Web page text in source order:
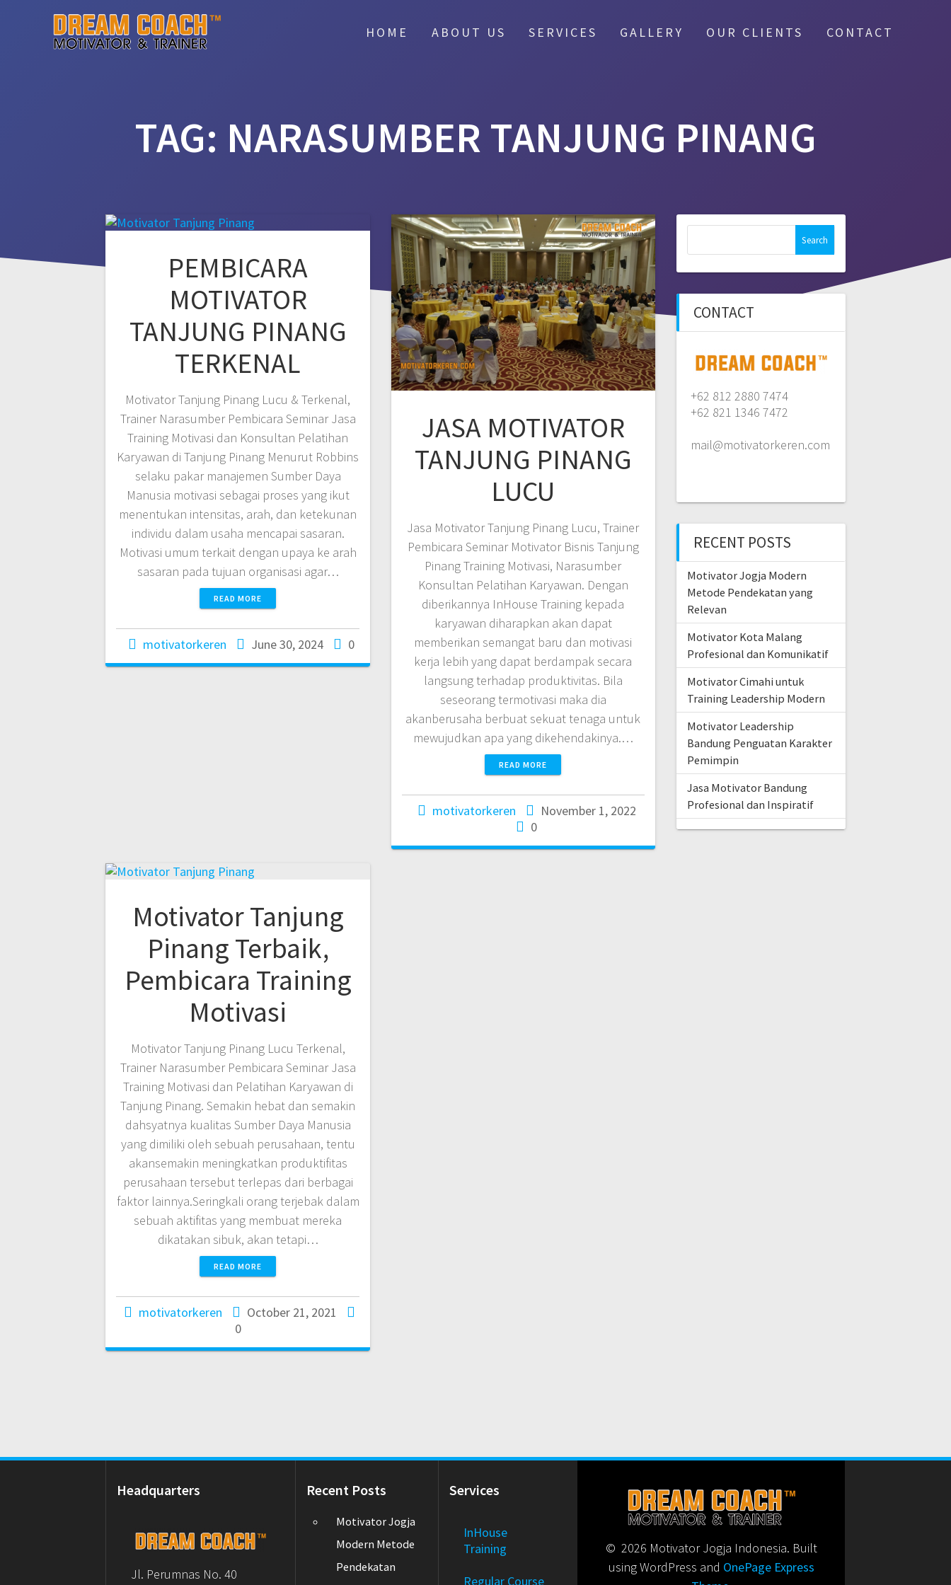
HOME ABOUT US SERVICES GALLERY OUR CLIENTS CONTACT
TAG: NARASUMBER TANJUNG PINANG
PEMBICARA
MOTIVATOR
TANJUNG PINANG
TERKENAL
Motivator Tanjung Pinang Lucu & Terkenal,
Trainer Narasumber Pembicara Seminar Jasa
Training Motivasi dan Konsultan Pelatihan
Karyawan di Tanjung Pinang Menurut Robbins
selaku pakar manajemen Sumber Daya
Manusia motivasi sebagai proses yang ikut
menentukan intensitas, arah, dan ketekunan
individu dalam usaha mencapai sasaran.
Motivasi umum terkait dengan upaya ke arah
sasaran pada tujuan organisasi agar…
READ MORE
motivatorkeren June 30, 2024 0
JASA MOTIVATOR
TANJUNG PINANG
LUCU
Jasa Motivator Tanjung Pinang Lucu, Trainer
Pembicara Seminar Motivator Bisnis Tanjung
Pinang Training Motivasi, Narasumber
Konsultan Pelatihan Karyawan. Dengan
diberikannya InHouse Training kepada
karyawan diharapkan akan dapat
memberikan semangat baru dan motivasi
kerja lebih yang dapat berdampak secara
langsung terhadap produktivitas. Bila
seseorang termotivasi maka dia
akanberusaha berbuat sekuat tenaga untuk
mewujudkan apa yang dikehendakinya.…
READ MORE
motivatorkeren
November 1, 2022
0
Motivator Tanjung
Pinang Terbaik,
Pembicara Training
Motivasi
Motivator Tanjung Pinang Lucu Terkenal,
Trainer Narasumber Pembicara Seminar Jasa
Training Motivasi dan Pelatihan Karyawan di
Tanjung Pinang. Semakin hebat dan semakin
dahsyatnya kualitas Sumber Daya Manusia
yang dimiliki oleh sebuah perusahaan, tentu
akansemakin meningkatkan produktifitas
perusahaan tersebut terlepas dari berbagai
faktor lainnya.Seringkali orang terjebak dalam
sebuah aktifitas yang membuat mereka
dikatakan sibuk, akan tetapi…
READ MORE
motivatorkeren
October 21, 2021
0
CONTACT
+62 812 2880 7474
+62 821 1346 7472
mail@motivatorkeren.com
RECENT POSTS
Motivator Jogja Modern
Metode Pendekatan yang
Relevan
Motivator Kota Malang
Profesional dan Komunikatif
Motivator Cimahi untuk
Training Leadership Modern
Motivator Leadership
Bandung Penguatan Karakter
Pemimpin
Jasa Motivator Bandung
Profesional dan Inspiratif
Headquarters
Jl. Perumnas No. 40
Recent Posts
Motivator Jogja
Modern Metode
Pendekatan
Services
InHouse
Training
Regular Course
© 2026 Motivator Jogja Indonesia. Built
using WordPress and OnePage Express